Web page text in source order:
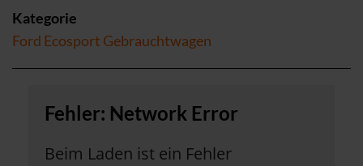
Kategorie
Ford Ecosport Gebrauchtwagen
Fehler: Network Error
Beim Laden ist ein Fehler